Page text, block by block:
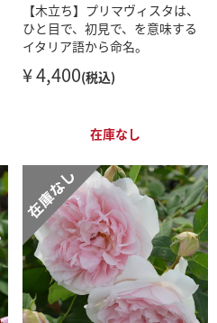
【木立ち】プリマヴィスタは、
ひと目で、初見で、を意味する
イタリア語から命名。
¥ 4,400(税込)
在庫なし